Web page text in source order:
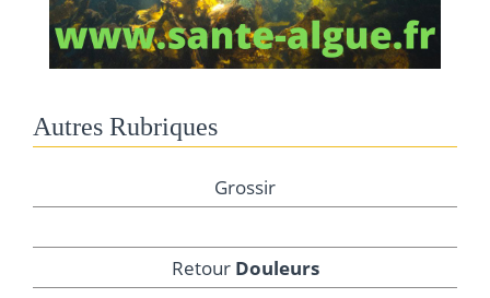
Autres Rubriques
Grossir
Retour Douleurs